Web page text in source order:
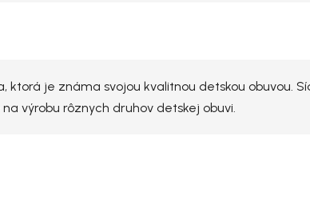
ktorá je známa svojou kvalitnou detskou obuvou.
výrobu rôznych druhov detskej obuvi.